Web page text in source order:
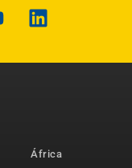
África